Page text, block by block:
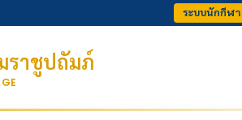
ระบบนักกีฬา
ราชูปถัมภ์